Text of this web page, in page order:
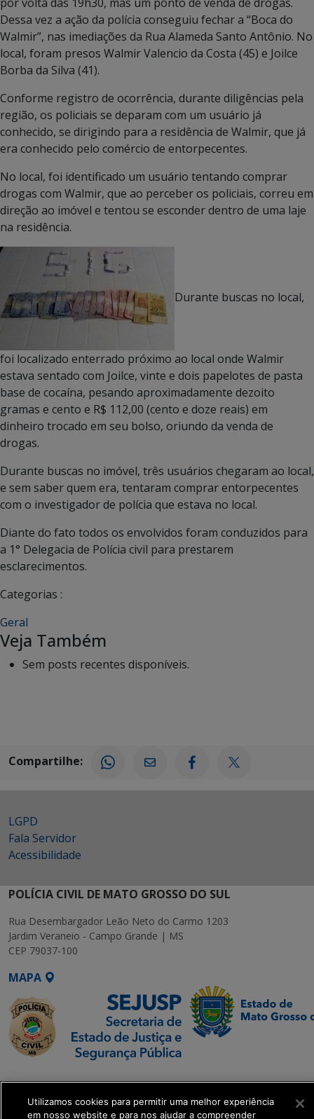
Dessa vez a ação da polícia conseguiu fechar a “Boca do
Walmir”, nas imediações da Rua Alameda Santo Antônio. No
local, foram presos Walmir Valencio da Costa (45) e Joilce
Borba da Silva (41).
Conforme registro de ocorrência, durante diligências pela
região, os policiais se deparam com um usuário já
conhecido, se dirigindo para a residência de Walmir, que já
era conhecido pelo comércio de entorpecentes.
No local, foi identificado um usuário tentando comprar
drogas com Walmir, que ao perceber os policiais, correu em
direção ao imóvel e tentou se esconder dentro de uma laje
na residência.
Durante buscas no local,
foi localizado enterrado próximo ao local onde Walmir
estava sentado com Joilce, vinte e dois papelotes de pasta
base de cocaína, pesando aproximadamente dezoito
gramas e cento e R$ 112,00 (cento e doze reais) em
dinheiro trocado em seu bolso, oriundo da venda de
drogas.
Durante buscas no imóvel, três usuários chegaram ao local,
e sem saber quem era, tentaram comprar entorpecentes
com o investigador de polícia que estava no local.
Diante do fato todos os envolvidos foram conduzidos para
a 1° Delegacia de Polícia civil para prestarem
esclarecimentos.
Categorias :
Geral
Veja Também
Sem posts recentes disponíveis.
Compartilhe:
LGPD
Fala Servidor
Acessibilidade
POLÍCIA CIVIL DE MATO GROSSO DO SUL
Rua Desembargador Leão Neto do Carmo 1203
Jardim Veraneio - Campo Grande | MS
CEP 79037-100
MAPA
SETDIG | Secretaria-
Executiva de
Transformação Digital
Utilizamos cookies para permitir uma melhor experiência
em nosso website e para nos ajudar a compreender